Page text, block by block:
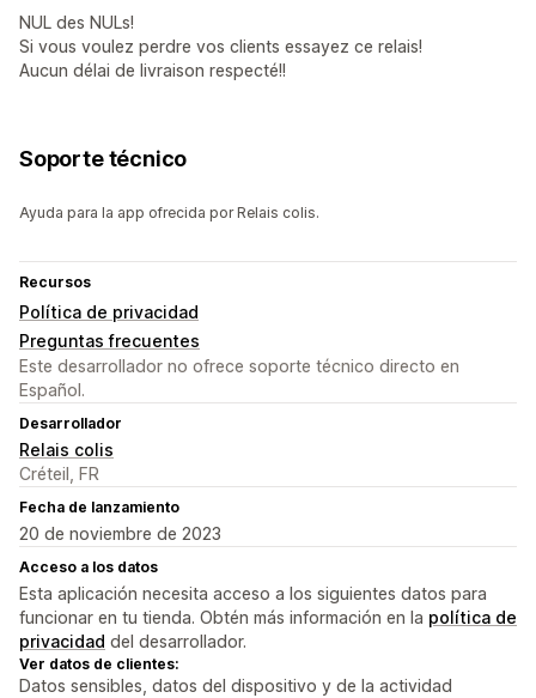
NUL des NULs!
Si vous voulez perdre vos clients essayez ce relais!
Aucun délai de livraison respecté!!
Soporte técnico
Ayuda para la app ofrecida por Relais colis.
Recursos
Política de privacidad
Preguntas frecuentes
Este desarrollador no ofrece soporte técnico directo en
Español.
Desarrollador
Relais colis
Créteil, FR
Fecha de lanzamiento
20 de noviembre de 2023
Acceso a los datos
Esta aplicación necesita acceso a los siguientes datos para
funcionar en tu tienda. Obtén más información en la política de
privacidad del desarrollador.
Ver datos de clientes:
Datos sensibles, datos del dispositivo y de la actividad